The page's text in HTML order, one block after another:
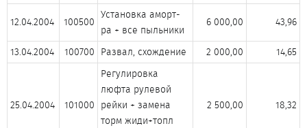
12.04.2004​ 100500​
Установка аморт-
ра + все пыльники​
6 000,00​ 43,96​
13.04.2004​ 100700​ Развал, схождение​ 2 000,00​ 14,65​
25.04.2004​ 101000​
Регулировка
люфта рулевой
рейки + замена
торм жиди+топл
2 500,00​ 18,32​